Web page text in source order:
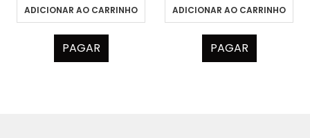
ADICIONAR AO CARRINHO
PAGAR
ADICIONAR AO CARRINHO
PAGAR